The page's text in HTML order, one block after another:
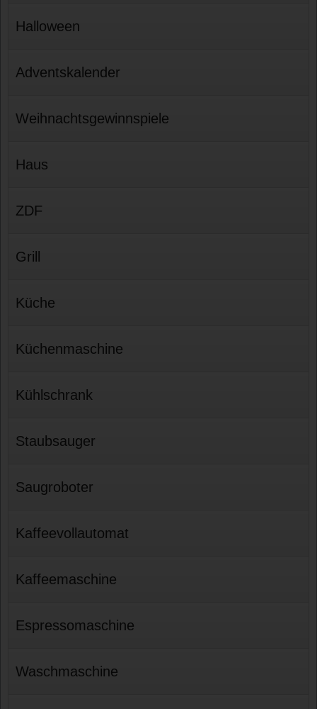
Halloween
Adventskalender
Weihnachtsgewinnspiele
Haus
ZDF
Grill
Küche
Küchenmaschine
Kühlschrank
Staubsauger
Saugroboter
Kaffeevollautomat
Kaffeemaschine
Espressomaschine
Waschmaschine